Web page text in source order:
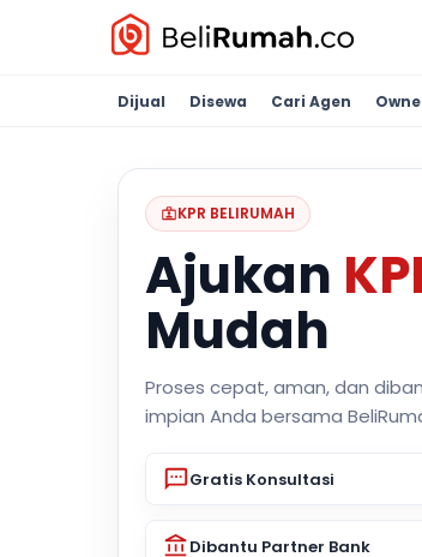
Dijual Disewa Cari Agen
KPR BELIRUMAH
Ajukan
Mudah
Proses cepat, aman, dan
impian Anda bersama
Gratis Konsultasi
Dibantu Partner Bank